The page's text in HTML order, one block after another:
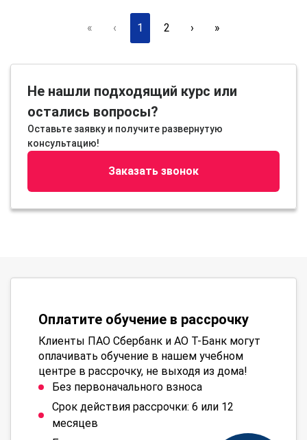
« ‹ 1 2 › »
Не нашли подходящий курс или
остались вопросы?
Оставьте заявку и получите развернутую
консультацию!
Заказать звонок
Оплатите обучение в рассрочку
Клиенты ПАО Сбербанк и АО Т-Банк могут
оплачивать обучение в нашем учебном
центре в рассрочку, не выходя из дома!
Без первоначального взноса
Срок действия рассрочки: 6 или 12
месяцев